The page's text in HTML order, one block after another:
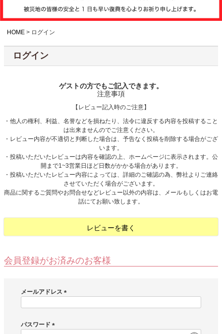
について
会社概要
お客様へのお知
HOME ログイン
ログイン
ゲストの方でもご記入できます。
注意事項
【レビュー記入時のご注意】
・他人の権利、利益、名誉などを損ねたり、法令に違反する内容を投稿すること
は出来ませんのでご注意ください。
・レビュー内容が不適切と判断した場合は、予告なく投稿を削除する場合がござ
います。
・投稿いただいたレビューは内容を確認の上、ホームページに表示されます。公
開まで1~3営業日ほど日数がかかる場合があります。
・投稿いただいたレビュー内容によっては、詳細のご確認の為、弊社よりご連絡
させていただく場合がございます。
商品に関するご質問やお問合せなどレビュー以外の内容は、メールもしくはお電
話にてお願い致します。
レビューを書く
会員登録がお済みのお客様
メールアドレス
)
パスワード